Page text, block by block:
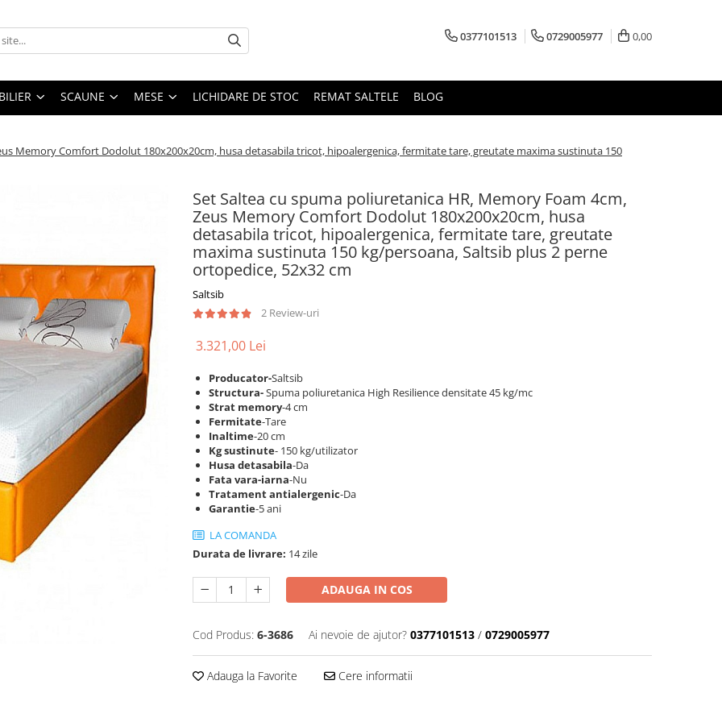
0377101513 0729005977 0,00
SCAUNE MESE LICHIDARE DE STOC REMAT SALTELE BLOG
Memory Comfort Dodolut 180x200x20cm, husa detasabila tricot, hipoalergenica, fermitate tare, greutate maxima sustinuta 150
Set Saltea cu spuma poliuretanica HR, Memory Foam 4cm,
Zeus Memory Comfort Dodolut 180x200x20cm, husa
detasabila tricot, hipoalergenica, fermitate tare, greutate
maxima sustinuta 150 kg/persoana, Saltsib plus 2 perne
ortopedice, 52x32 cm
Saltsib
2 Review-uri
3.321,00 Lei
Producator-Saltsib
Structura-Spuma poliuretanica High Resilience densitate 45 kg/mc
Strat memory-4 cm
Fermitate-Tare
Inaltime-20 cm
Kg sustinute- 150 kg/utilizator
Husa detasabila-Da
Fata vara-iarna-Nu
Tratament antialergenic-Da
Garantie-5 ani
LA COMANDA
Durata de livrare: 14 zile
ADAUGA IN COS
Cod Produs: 6-3686 Ai nevoie de ajutor? 0377101513 / 0729005977
Adauga la Favorite Cere informatii